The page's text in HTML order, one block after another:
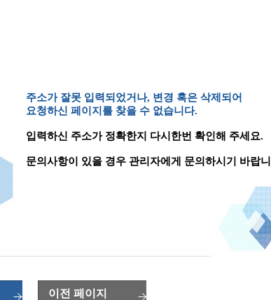
주소가 잘못 입력되었거나, 변경 혹은 삭제되어
요청하신 페이지를 찾을 수 없습니다.
입력하신 주소가 정확한지 다시한번 확인해 주세요.
문의사항이 있을 경우 관리자에게 문의하시기 바랍
이전 페이지